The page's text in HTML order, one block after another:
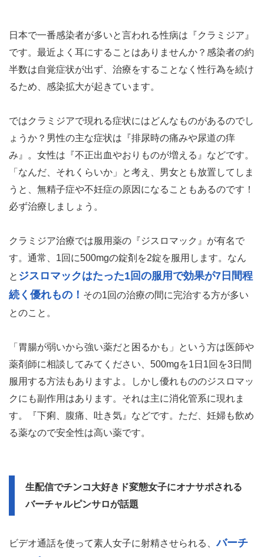
日本で一番感染者が多いと言われる性病は『クラミジア』
です。最近よく耳にすることはありませんか？感染者の約
半数は自覚症状が出ず、治療をすることなく性行為を続け
るため、感染拡大が起きています。
ではクラミジアで現れる症状にはどんなものがあるのでし
ょうか？男性の主な症状は『排尿時の痛みや尿道の痒
み』。女性は『不正出血やおりものが増える』などです。
「なんだ、それくらいか」と考え、男女とも放置してしま
うと、無精子症や不妊症の原因になることもあるのです！
必ず治療しましょう。
クラミジア治療では服用薬の『ジスロマック』が有名で
す。通常、1回に500mgの錠剤を2錠を服用します。なん
と ジスロマックはたった1回の服用で効果が7日間程
続く優れもの！ その1回の治療の間に完治する方が多い
とのこと。
「胃腸が弱いから強い薬だと困るかも」という方は医師や
薬剤師に相談してみてください、500mgを1日1回を3日間
服用する方法もありますよ。しかし優れもののジスロマッ
クにも副作用はあります。それは主に消化管系に現れま
す。『下痢、腹痛、吐き気』などです。ただ、妊婦も飲め
る薬なので安全性は高い薬です。
生配信でチンコ大好きド変態女子にオナサポされる
バーチャルピンサロが話題
ビデオ通話を使って素人女子に射精させられる、バーチ